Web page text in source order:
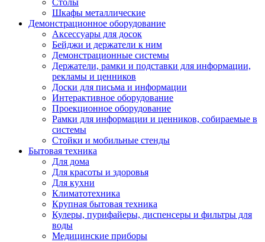
Столы
Шкафы металлические
Демонстрационное оборудование
Аксессуары для досок
Бейджи и держатели к ним
Демонстрационные системы
Держатели, рамки и подставки для информации,
рекламы и ценников
Доски для письма и информации
Интерактивное оборудование
Проекционное оборудование
Рамки для информации и ценников, собираемые в
системы
Стойки и мобильные стенды
Бытовая техника
Для дома
Для красоты и здоровья
Для кухни
Климатотехника
Крупная бытовая техника
Кулеры, пурифайеры, диспенсеры и фильтры для
воды
Медицинские приборы